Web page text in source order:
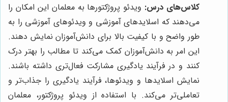
کلاس‌های درس: ویدئو پروژکتورها به معلمان این امکان را
می‌دهند که اسلایدهای آموزشی و ویدئوهای آموزشی را به
طور واضح و با کیفیت بالا برای دانش‌آموزان نمایش دهند.
این امر به دانش‌آموزان کمک می‌کند تا مطالب را بهتر درک
کنند و در فرآیند یادگیری مشارکت فعال‌تری داشته باشند.
نمایش اسلایدها و ویدئوها، فرآیند یادگیری را جذاب‌تر و
تعاملی‌تر می‌کند. با استفاده از ویدئو پروژکتور، معلمان